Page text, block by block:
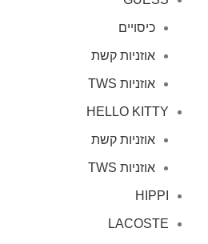
כיסויים
אוזניות קשת
אוזניות TWS
HELLO KITTY
אוזניות קשת
אוזניות TWS
HIPPI
LACOSTE